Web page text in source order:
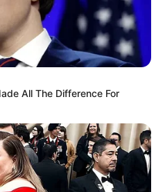
All The Difference For